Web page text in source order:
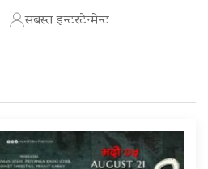
सबस्त इन्टरटेन्मेन्ट